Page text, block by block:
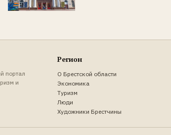
портал
и
Регион
О Брестской области
Экономика
Туризм
Люди
Художники Брестчины